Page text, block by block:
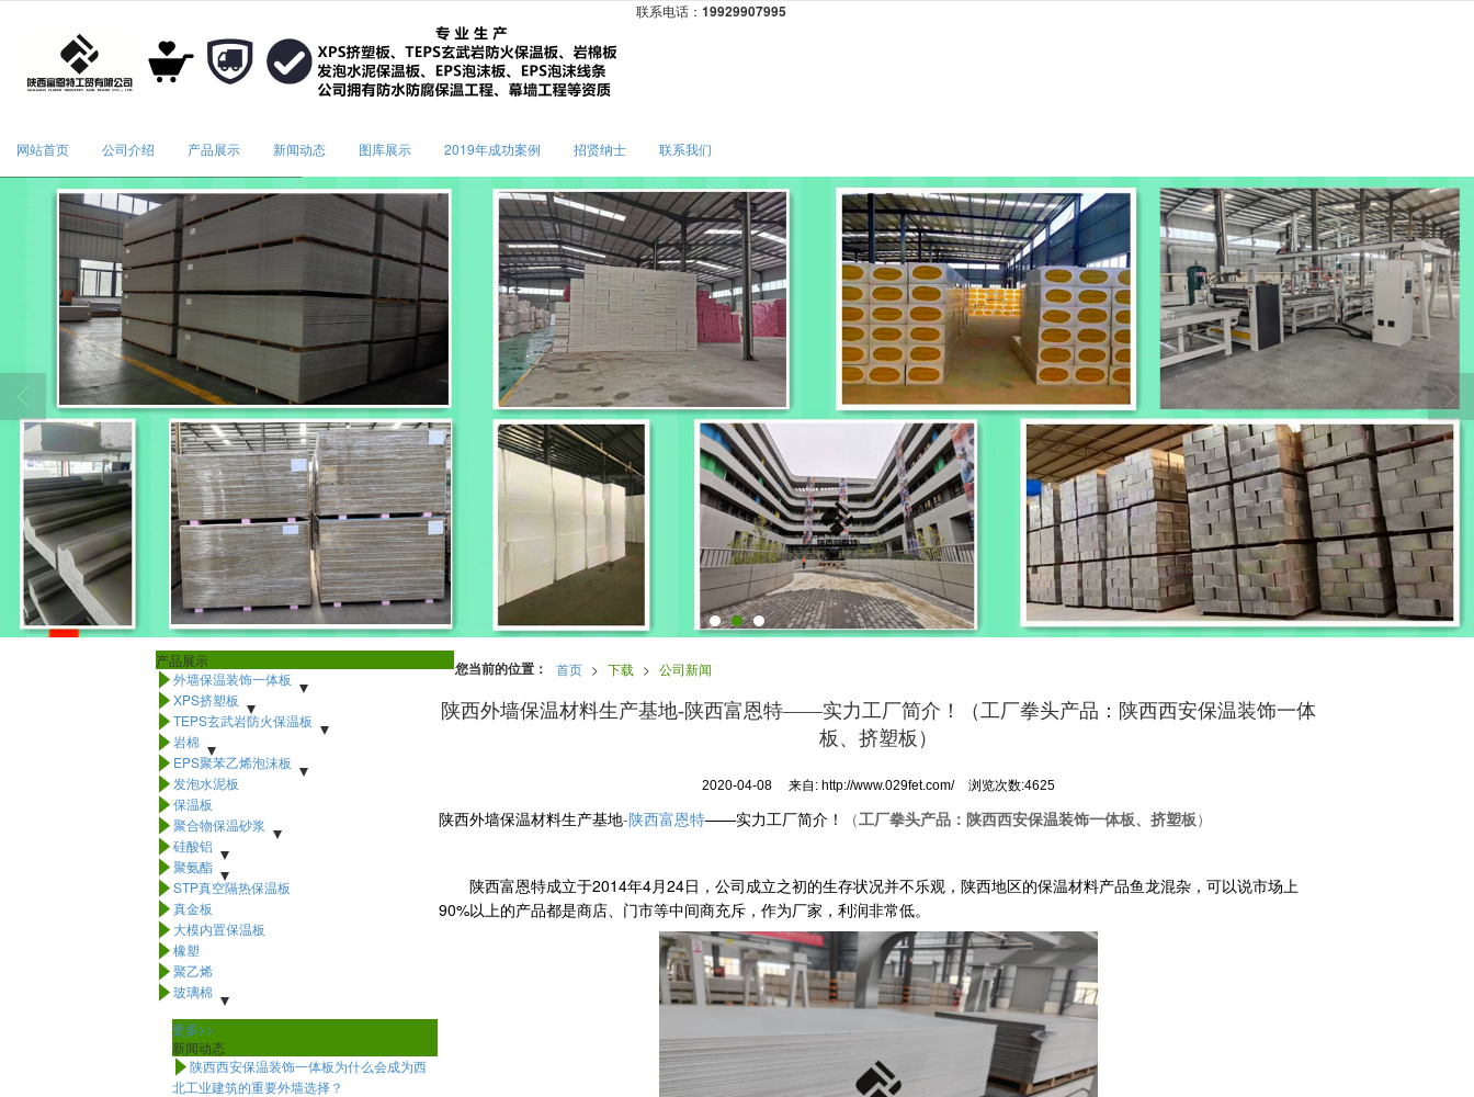
很遗憾，因您的浏览器版本过低导致无法获得最佳浏览体验，推荐下载安装谷歌浏览器！
联系电话： 19929907995
网站首页 公司介绍 产品展示 新闻动态 图库展示 2019年成功案例 招贤纳士 联系我们
您当前的位置： 首页 > 下载 > 公司新闻
陕西外墙保温材料生产基地-陕西富恩特——实力工厂简介！（工厂拳头产品：陕西西安保温装饰一体
板、挤塑板）
2020-04-08 来自: http://www.029fet.com/ 浏览次数:4625
陕西外墙保温材料生产基地-陕西富恩特——实力工厂简介！ （工厂拳头产品：陕西西安保温装饰一体板、挤塑板）
陕西富恩特成立于2014年4月24日，公司成立之初的生存状况并不乐观，陕西地区的保温材料产品鱼龙混杂，可以说市场上
90%以上的产品都是商店、门市等中间商充斥，作为厂家，利润非常低。
产品展示
外墙保温装饰一体板
陶瓷一体板石材一体板 多彩漆
水包砂
XPS挤塑板
阻燃挤塑板地暖挤塑板白晶挤塑板
回填挤塑板
TEPS玄武岩防火保温板
TEPS热固复合聚苯乙烯泡沫保温板
TEPS改性聚苯板TEPS聚合聚苯板
温板
岩棉
岩棉板外墙岩棉板幕墙岩棉板
岩棉板岩棉管
 EPS聚苯乙烯泡沫板
EPS泡沫线条
EPS泡沫板
 发泡水泥板
保温板
聚合物保温砂浆
玻化微珠砂浆
粘接砂浆
硅酸铝
硅酸铝管壳
聚氨酯
聚氨酯复合保温板聚氨酯管
STP真空隔热保温板
真金板
 大模内置保温板
橡塑
聚乙烯
玻璃棉
玻璃棉管壳
更多>>
新闻动态
陕西西安保温装饰一体板为什么会成为西
北工业建筑的重要外墙选择？